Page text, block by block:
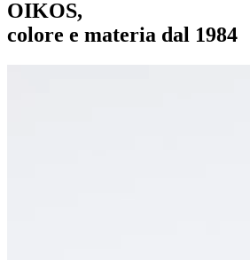
OIKOS,
colore e materia dal 1984